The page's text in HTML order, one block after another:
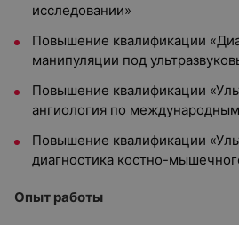
исследовании»
Повышение квалификации
манипуляции под
Повышение квалификации
ангиология по
Повышение квалификации
диагностика костно-
Опыт работы